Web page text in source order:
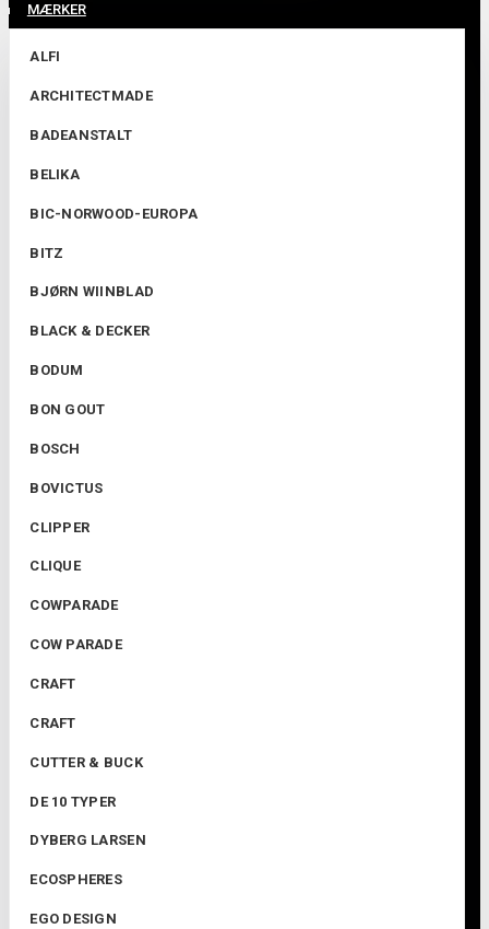
MÆRKER
ALFI
ARCHITECTMADE
BADEANSTALT
BELIKA
BIC-NORWOOD-EUROPA
BITZ
BJØRN WIINBLAD
BLACK & DECKER
BODUM
BON GOUT
BOSCH
BOVICTUS
CLIPPER
CLIQUE
COWPARADE
COW PARADE
CRAFT
CRAFT
CUTTER & BUCK
DE 10 TYPER
DYBERG LARSEN
ECOSPHERES
EGO DESIGN